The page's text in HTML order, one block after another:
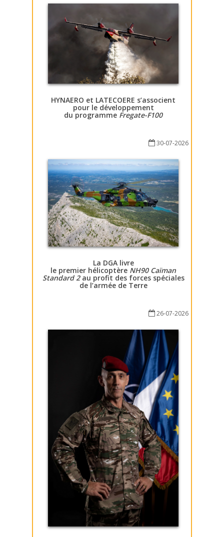
HYNAERO et LATECOERE s’associent
pour le développement
du programme Fregate-F100
30-07-2026
La DGA livre
le premier hélicoptère NH90 Caïman
Standard 2au profit des forces spéciales
de l’armée de Terre
26-07-2026